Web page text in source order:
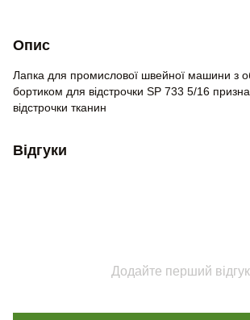
Опис
Лапка для промислової швейної машини з
бортиком для відстрочки SP 733 5/16
відстрочки тканин
Відгуки
Додайте перший відгук